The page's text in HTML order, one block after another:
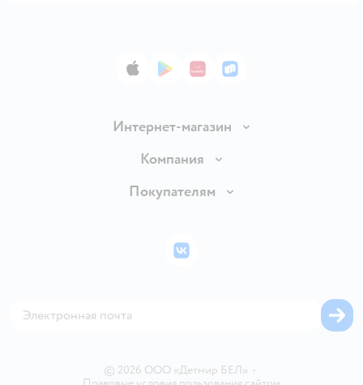
App StoreGoogle Play
AppGallery
RuStore
Интернет-магазин
Доставка и оплата
Правила продажи
Политика использования файлов cookie
Компания
Вакансии
Покупателям
Бонусные карты
© 2026 ООО «Детмир БЕЛ» •
ВКонтакте